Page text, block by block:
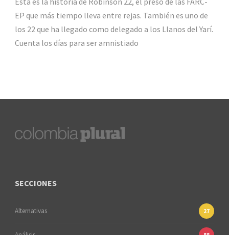
EP que más tiempo lleva entre rejas. También es uno de
los 22 que ha llegado como delegado a los Llanos del Yarí.
Cuenta los días para ser amnistiado
SECCIONES
Alternativas 27